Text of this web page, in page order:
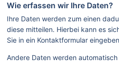
Wie erfassen wir Ihre Daten?
Ihre Daten werden zum einen
diese mitteilen. Hierbei kann es
Sie in ein Kontaktformular
Andere Daten werden